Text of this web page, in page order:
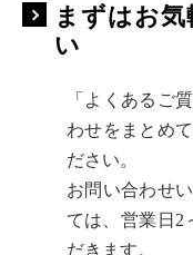
まずはお
い
「よくあるご
わせをまとめ
ださい。
お問い合わせ
ては、営業日2
だきます。